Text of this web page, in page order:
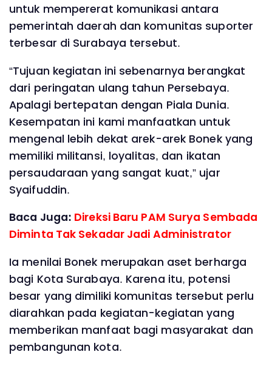
untuk mempererat komunikasi antara
pemerintah daerah dan komunitas suporter
terbesar di Surabaya tersebut.
‎“Tujuan kegiatan ini sebenarnya berangkat
dari peringatan ulang tahun Persebaya.
Apalagi bertepatan dengan Piala Dunia.
Kesempatan ini kami manfaatkan untuk
mengenal lebih dekat arek-arek Bonek yang
memiliki militansi, loyalitas, dan ikatan
persaudaraan yang sangat kuat,” ujar
Syaifuddin.
Baca Juga: Direksi Baru PAM Surya Sembada
Diminta Tak Sekadar Jadi Administrator
‎Ia menilai Bonek merupakan aset berharga
bagi Kota Surabaya. Karena itu, potensi
besar yang dimiliki komunitas tersebut perlu
diarahkan pada kegiatan-kegiatan yang
memberikan manfaat bagi masyarakat dan
pembangunan kota.